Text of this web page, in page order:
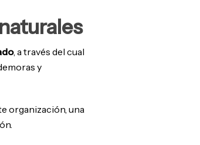
, a través del cual
y
organización, una